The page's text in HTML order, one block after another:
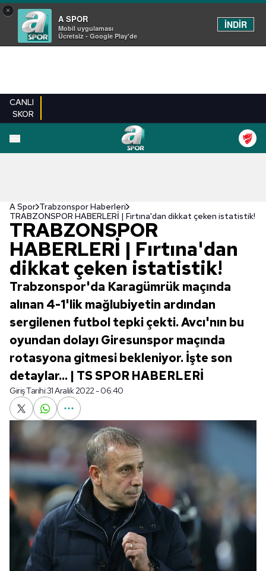
×
A SPOR
Mobil uygulaması
Ücretsiz - Google Play'de
İNDİR
CANLI
SKOR
A Spor Trabzonspor Haberleri
TRABZONSPOR HABERLERİ | Fırtına'dan dikkat çeken istatistik!
TRABZONSPOR
HABERLERİ | Fırtına'dan
dikkat çeken istatistik!
Trabzonspor'da Karagümrük maçında
alınan 4-1'lik mağlubiyetin ardından
sergilenen futbol tepki çekti. Avcı'nın bu
oyundan dolayı Giresunspor maçında
rotasyona gitmesi bekleniyor. İşte son
detaylar... | TS SPOR HABERLERİ
Giriş Tarihi:31 Aralık 2022 - 06:40